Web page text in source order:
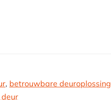
, betrouwbare deuroplossing